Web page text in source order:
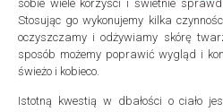
sobie wiele korzyści i świetnie
Stosując go wykonujemy kilka
oczyszczamy i odżywiamy skórę
sposób możemy poprawić wygląd i
świeżo i kobieco.
Istotną kwestią w dbałości o ciało